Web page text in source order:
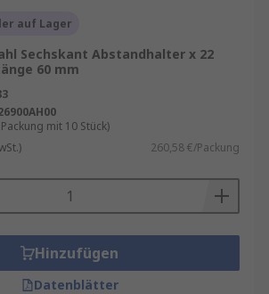
auf Lager
Sechskant Abstandhalter x 22
60 mm
mit 10 Stück)
260,58 €/Packung
Hinzufügen
Datenblätter